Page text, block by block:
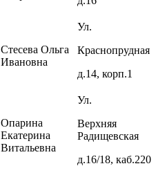
Стесева Ольга
Ивановна
Ул.
Краснопрудная
д.14, корп.1
Опарина
Екатерина
Витальевна
Ул.
Верхняя
Радищевская
д.16/18, каб.220